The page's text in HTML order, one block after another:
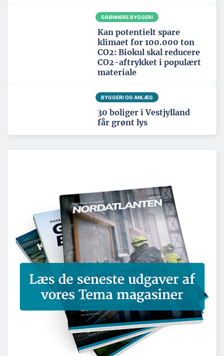
GRØNNERE BYGGERI
Kan potentielt spare
klimaet for 100.000 ton
CO2: Biokul skal reducere
CO2-aftrykket i populært
materiale
BYGGERI OG ANLÆG
30 boliger i Vestjylland
får grønt lys